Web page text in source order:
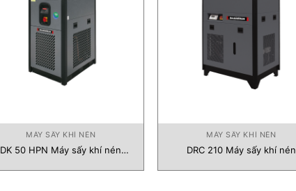
MÁY SẤY KHÍ NÉN
DK 50 HPN Máy sấy khí nén
MÁY SẤY KHÍ NÉN
DRC 210 Máy sấy khí nén